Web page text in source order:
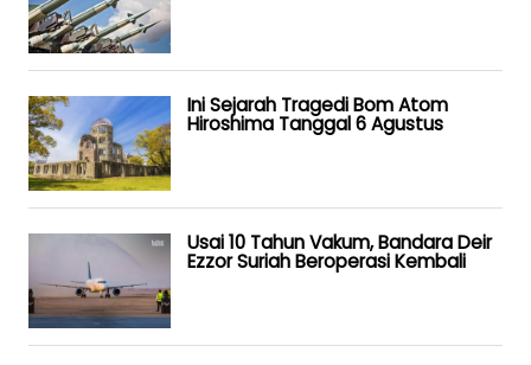
Ini Sejarah Tragedi Bom Atom
Hiroshima Tanggal 6 Agustus
Usai 10 Tahun Vakum, Bandara Deir
Ezzor Suriah Beroperasi Kembali